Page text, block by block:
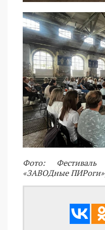
Фото: Фестиваль
«ЗАВОДные